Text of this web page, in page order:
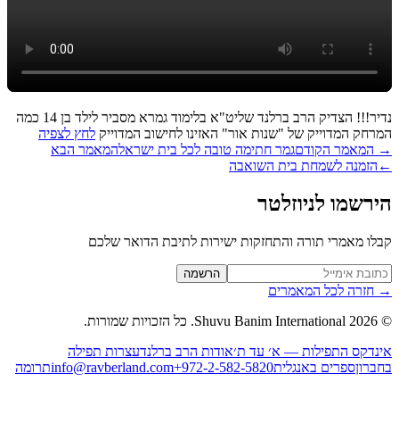
נדיר!!! הצדיק הרב ברלנד שליט"א בלימוד גמרא מסביר לילד בן 14 כמה
המדוייק של "שנות אור" האזינו לחישוב המדוייקלחץ לצפיה
המאמר הקודםגמר חתימה טובה לכל בית ישראלהמאמר הבא
הזמנה לשמחת בית השואבה
לניוזלטר
מאמרי תורה והתחזקות ישירות לתיבת הדואר שלכם
Website (leave הרשמה
חזרה לכל המאמרים
2026
Shuvu Banim International.
כל הזכויות שמורות.
התפילות — א׳ עד ת׳אודות הרב ברלנדעצרות תפילה
ספרים באנגלית info@ravberland.com+972-2-582-5820 תרומה